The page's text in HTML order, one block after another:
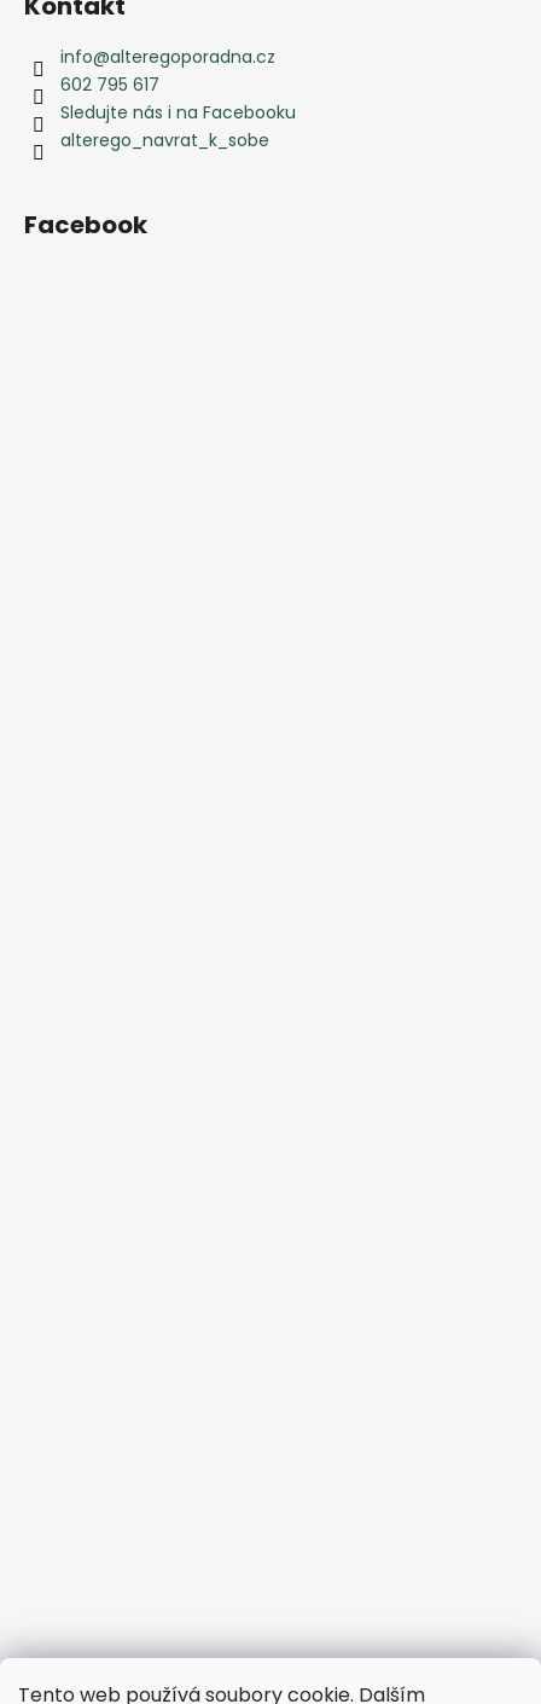
Tento web používá soubory cookie. Dalším
ý
i
info@alteregoporadna.cz
602 795 617
Sledujte nás i na Facebooku
alterego_navrat_k_sobe
Facebook